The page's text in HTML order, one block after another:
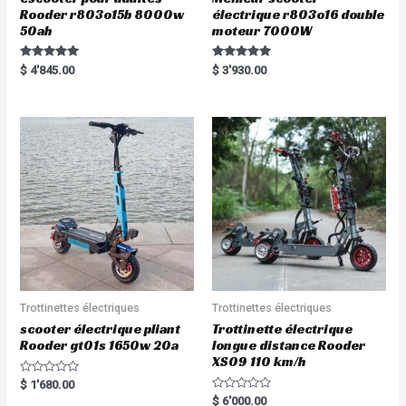
Rooder r803o15b 8000w
50ah
Rated
5.00
$ 4'845.00
électrique r803o16 double
moteur 7000W
Rated
5.00
$ 3'930.00
Trottinettes électriques
scooter électrique pliant
Rooder gt01s 1650w 20a
R
a
$ 1'680.00
Trottinettes électriques
Trottinette électrique
longue distance Rooder
XS09 110 km/h
R
$ 6'000.00